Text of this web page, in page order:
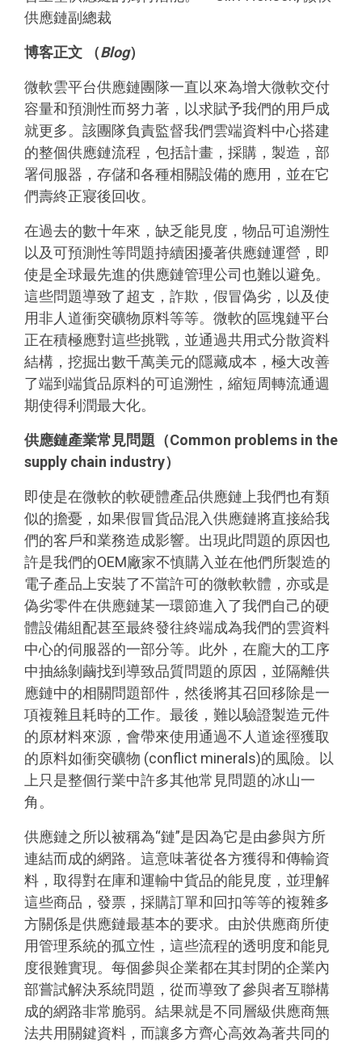
供應鏈副總裁
博客正文 （Blog）
微軟雲平台供應鏈團隊一直以來為增大微軟交付
容量和預測性而努力著，以求賦予我們的用戶成
就更多。該團隊負責監督我們雲端資料中心搭建
的整個供應鏈流程，包括計畫，採購，製造，部
署伺服器，存儲和各種相關設備的應用，並在它
們壽終正寢後回收。
在過去的數十年來，缺乏能見度，物品可追溯性
以及可預測性等問題持續困擾著供應鏈運營，即
使是全球最先進的供應鏈管理公司也難以避免。
這些問題導致了超支，詐欺，假冒偽劣，以及使
用非人道衝突礦物原料等等。微軟的區塊鏈平台
正在積極應對這些挑戰，並通過共用式分散資料
結構，挖掘出數千萬美元的隱藏成本，極大改善
了端到端貨品原料的可追溯性，縮短周轉流通週
期使得利潤最大化。
供應鏈產業常見問題（Common problems in the
supply chain industry）
即使是在微軟的軟硬體產品供應鏈上我們也有類
似的擔憂，如果假冒貨品混入供應鏈將直接給我
們的客戶和業務造成影響。出現此問題的原因也
許是我們的OEM廠家不慎購入並在他們所製造的
電子產品上安裝了不當許可的微軟軟體，亦或是
偽劣零件在供應鏈某一環節進入了我們自己的硬
體設備組配甚至最終發往終端成為我們的雲資料
中心的伺服器的一部分等。此外，在龐大的工序
中抽絲剝繭找到導致品質問題的原因，並隔離供
應鏈中的相關問題部件，然後將其召回移除是一
項複雜且耗時的工作。最後，難以驗證製造元件
的原材料來源，會帶來使用通過不人道途徑獲取
的原料如衝突礦物 (conflict minerals)的風險。以
上只是整個行業中許多其他常見問題的冰山一
角。
供應鏈之所以被稱為“鏈”是因為它是由參與方所
連結而成的網路。這意味著從各方獲得和傳輸資
料，取得對在庫和運輸中貨品的能見度，並理解
這些商品，發票，採購訂單和回扣等等的複雜多
方關係是供應鏈最基本的要求。由於供應商所使
用管理系統的孤立性，這些流程的透明度和能見
度很難實現。每個參與企業都在其封閉的企業內
部嘗試解決系統問題，從而導致了參與者互聯構
成的網路非常脆弱。結果就是不同層級供應商無
法共用關鍵資料，而讓多方齊心高效為著共同的